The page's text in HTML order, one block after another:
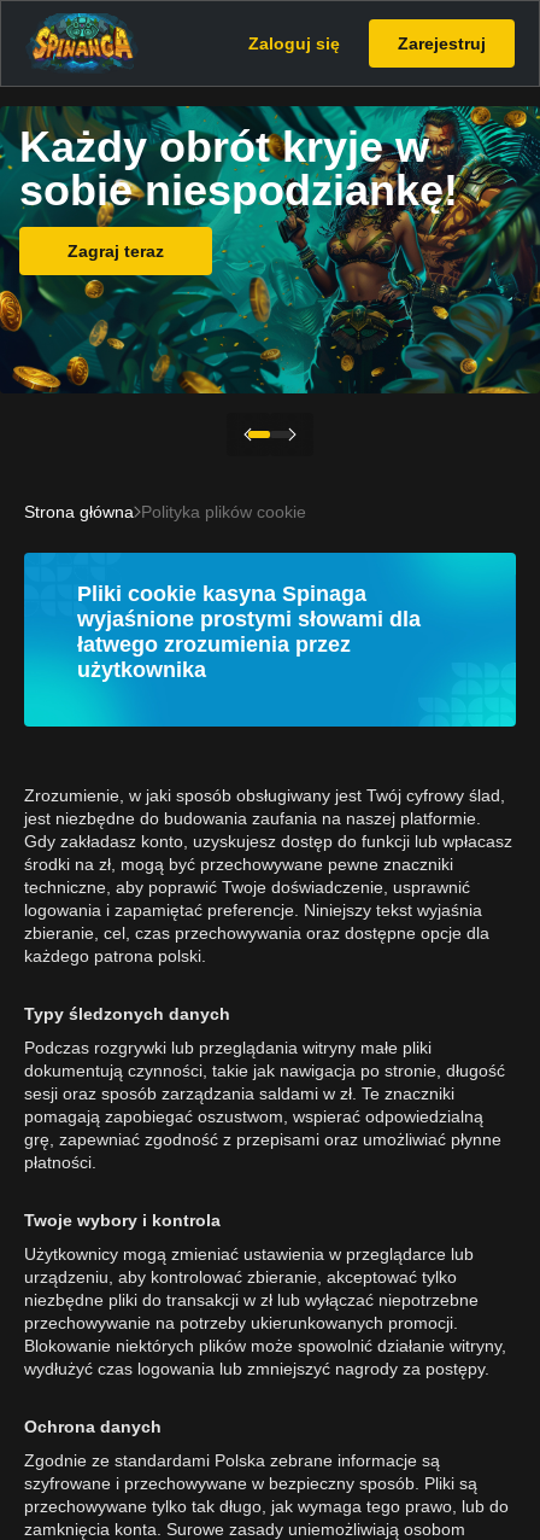
Zaloguj się Zarejestruj
Każdy obrót kryje w
sobie niespodziankę!
Zagraj teraz
Strona główna Polityka plików cookie
Pliki cookie kasyna Spinaga
wyjaśnione prostymi słowami dla
łatwego zrozumienia przez
użytkownika
Zrozumienie, w jaki sposób obsługiwany jest Twój cyfrowy ślad,
jest niezbędne do budowania zaufania na naszej platformie.
Gdy zakładasz konto, uzyskujesz dostęp do funkcji lub wpłacasz
środki na zł, mogą być przechowywane pewne znaczniki
techniczne, aby poprawić Twoje doświadczenie, usprawnić
logowania i zapamiętać preferencje. Niniejszy tekst wyjaśnia
zbieranie, cel, czas przechowywania oraz dostępne opcje dla
każdego patrona polski.
Typy śledzonych danych
Podczas rozgrywki lub przeglądania witryny małe pliki
dokumentują czynności, takie jak nawigacja po stronie, długość
sesji oraz sposób zarządzania saldami w zł. Te znaczniki
pomagają zapobiegać oszustwom, wspierać odpowiedzialną
grę, zapewniać zgodność z przepisami oraz umożliwiać płynne
płatności.
Twoje wybory i kontrola
Użytkownicy mogą zmieniać ustawienia w przeglądarce lub
urządzeniu, aby kontrolować zbieranie, akceptować tylko
niezbędne pliki do transakcji w zł lub wyłączać niepotrzebne
przechowywanie na potrzeby ukierunkowanych promocji.
Blokowanie niektórych plików może spowolnić działanie witryny,
wydłużyć czas logowania lub zmniejszyć nagrody za postępy.
Ochrona danych
Zgodnie ze standardami Polska zebrane informacje są
szyfrowane i przechowywane w bezpieczny sposób. Pliki są
przechowywane tylko tak długo, jak wymaga tego prawo, lub do
zamknięcia konta. Surowe zasady uniemożliwiają osobom